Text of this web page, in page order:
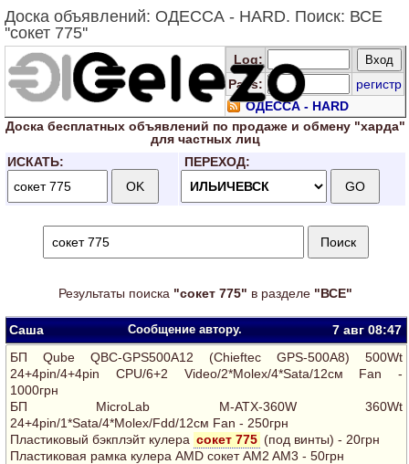
Доска объявлений: ОДЕССА - HARD. Поиск: ВСЕ
''сокет 775''
Log:
Pass:
регистр
ОДЕССА - HARD
Доска бесплатных объявлений по продаже и обмену "харда"
для частных лиц
ИСКАТЬ:
ПЕРЕХОД:
Результаты поиска "сокет 775" в разделе "ВСЕ"
Саша Сообщение автору. 7 авг08:47
БП Qube QBC-GPS500A12 (Chieftec GPS-500A8) 500Wt
24+4pin/4+4pin CPU/6+2 Video/2*Molex/4*Sata/12см Fan -
1000грн
БП MicroLab M-ATX-360W 360Wt
24+4pin/1*Sata/4*Molex/Fdd/12см Fan - 250грн
Пластиковый бэкплэйт кулера сокет 775 (под винты) - 20грн
Пластиковая рамка кулера AMD сокет AM2 AM3 - 50грн